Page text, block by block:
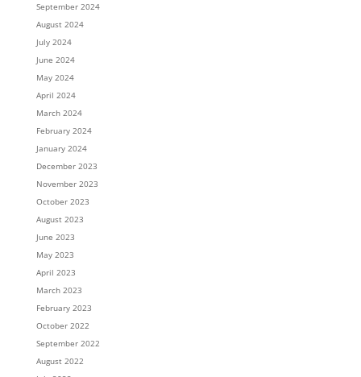
September 2024
August 2024
July 2024
June 2024
May 2024
April 2024
March 2024
February 2024
January 2024
December 2023
November 2023
October 2023
August 2023
June 2023
May 2023
April 2023
March 2023
February 2023
October 2022
September 2022
August 2022